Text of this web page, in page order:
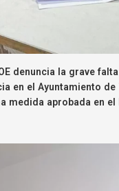
denuncia la grave
en el Ayuntamiento de
medida aprobada en el